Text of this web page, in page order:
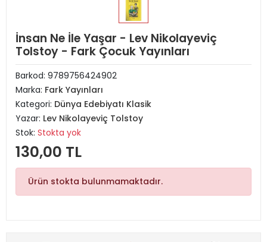
İnsan Ne İle Yaşar - Lev Nikolayeviç
Tolstoy - Fark Çocuk Yayınları
Barkod: 9789756424902
Marka: Fark Yayınları
Kategori: Dünya Edebiyatı Klasik
Yazar: Lev Nikolayeviç Tolstoy
Stok: Stokta yok
130,00 TL
Ürün stokta bulunmamaktadır.